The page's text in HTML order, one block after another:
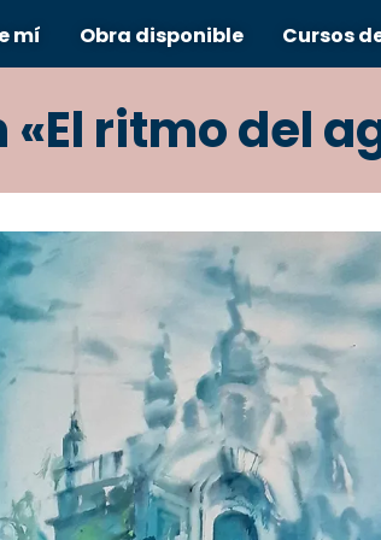
mí Obra disponible Cursos
ritmo del